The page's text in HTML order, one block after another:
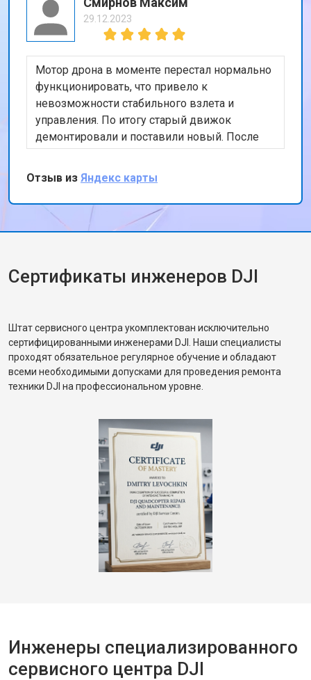
29.12.2023
Мотор дрона в моменте перестал нормально
функционировать, что привело к
невозможности стабильного взлета и
управления. По итогу старый движок
демонтировали и поставили новый. После
тестового полета, подписал бумаги и принял
коптер, сервисом остался доволен
Отзыв из Яндекс карты
Сертификаты инженеров DJI
Штат сервисного центра укомплектован исключительно
сертифицированными инженерами DJI. Наши специалисты
проходят обязательное регулярное обучение и обладают
всеми необходимыми допусками для проведения ремонта
техники DJI на профессиональном уровне.
Инженеры специализированного
сервисного центра DJI